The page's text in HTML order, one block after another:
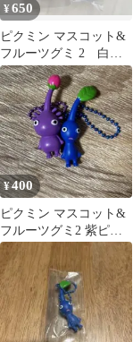
¥650
ピクミン マスコット&
フルーツグミ 2 白ピ
クミン 氷ピクミン
¥400
ピクミン マスコット&
フルーツグミ2 紫ピク
ミン&青ピクミン 2点セ
ット